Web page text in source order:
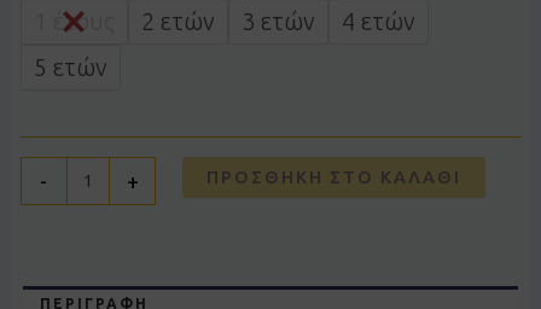
1 έτους 2 ετών 3 ετών
4 ετών
5 ετών
-
2412405
ποσότητα
+ ΠΡΟΣΘΉΚΗ ΣΤΟ ΚΑΛΆΘΙ
ΠΕΡΙΓΡΑΦΉ